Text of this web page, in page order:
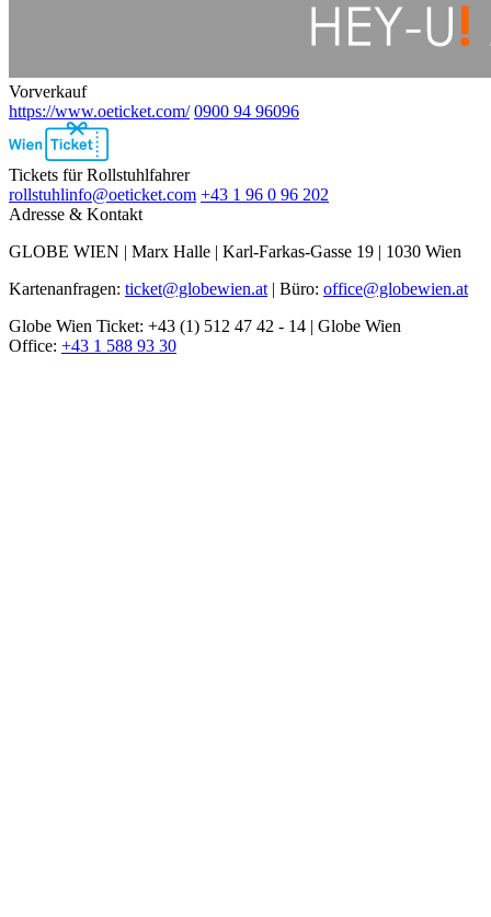
Vorverkauf
https://www.oeticket.com/ 0900 94 96096
Ebene
2
Tickets für Rollstuhlfahrer
rollstuhlinfo@oeticket.com +43 1 96 0 96 202
Adresse & Kontakt
GLOBE WIEN | Marx Halle | Karl-Farkas-Gasse 19 | 1030 Wien
Kartenanfragen: ticket@globewien.at | Büro: office@globewien.at
Globe Wien Ticket: +43 (1) 512 47 42 - 14 | Globe Wien
Office: +43 1 588 93 30